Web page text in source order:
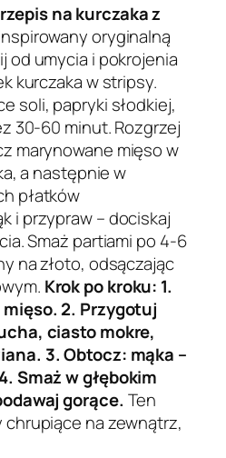
na kurczaka z
oryginalną
od umycia i pokrojenia
kurczaka w stripsy.
soli, papryki słodkiej,
30-60 minut. Rozgrzej
marynowane mięso w
a następnie w
płatków
i przypraw – dociskaj
Smaż partiami po 4-6
na złoto, odsączając
Krok po kroku: 1.
2. Przygotuj
ciasto mokre,
3. Obtocz: mąka –
Smaż w głębokim
gorące. Ten
na zewnątrz,